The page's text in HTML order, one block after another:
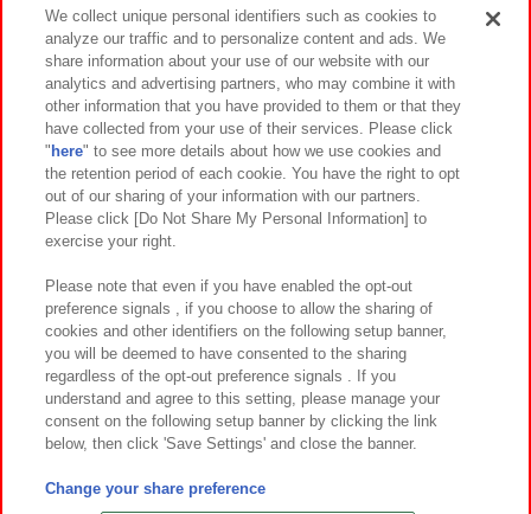
イベント・キャンペーン
関連会社 サステナビリティ サイトポリシー
プライバシーポリシー ウェブアクセシビリティ方針と検証結果
お取引先さまとともに
カスタマーハラスメント対応方針 よくあるご質問・お問い合わせ
©Bandai Namco Amusement Inc.
©Bandai Namco Amusement Lab Inc.
We collect unique personal identifiers such as cookies to
analyze our traffic and to personalize content and ads. We
share information about your use of our website with our
analytics and advertising partners, who may combine it with
other information that you have provided to them or that they
have collected from your use of their services. Please click
" here" to see more details about how we use cookies and
the retention period of each cookie. You have the right to opt
out of our sharing of your information with our partners.
Please click [Do Not Share My Personal Information] to
exercise your right.
Please note that even if you have enabled the opt-out
preference signals , if you choose to allow the sharing of
cookies and other identifiers on the following setup banner,
you will be deemed to have consented to the sharing
regardless of the opt-out preference signals . If you
understand and agree to this setting, please manage your
consent on the following setup banner by clicking the link
below, then click 'Save Settings' and close the banner.
Change your share preference